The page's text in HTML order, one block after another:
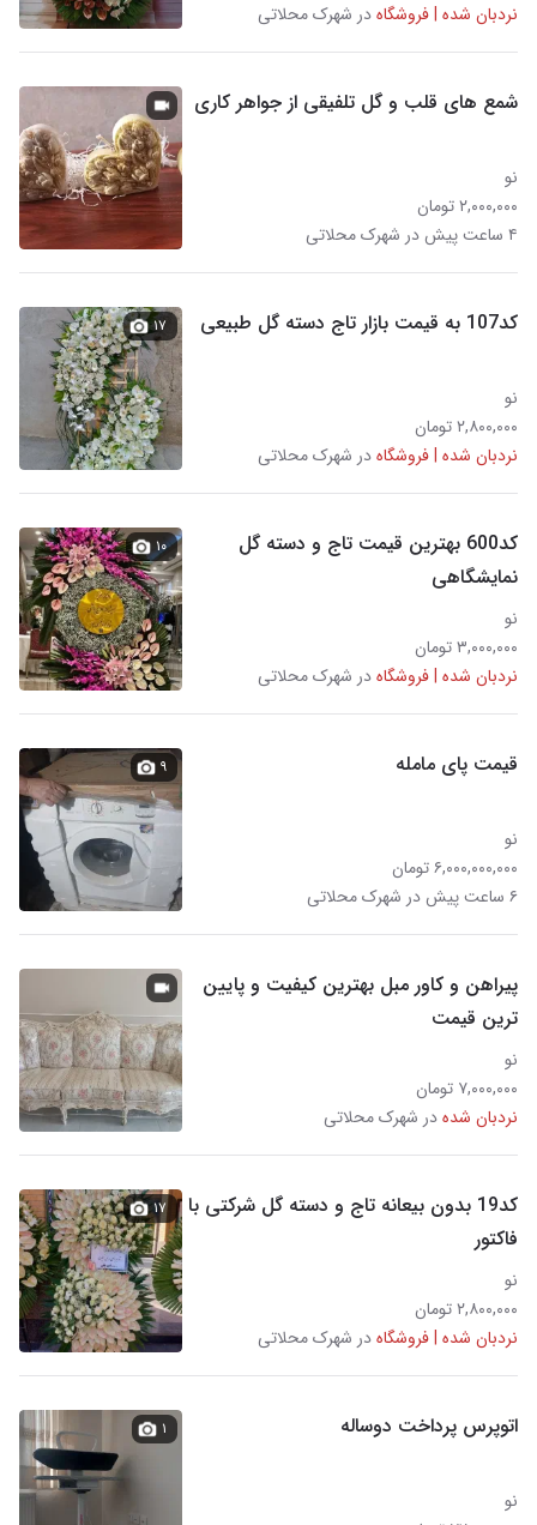
نردبان شده | فروشگاهدر شهرک محلاتی
شمع های قلب و گل تلفیقی از جواهر کاری
نو
۲,۰۰۰,۰۰۰ تومان
۴ ساعت پیش در شهرک محلاتی
کد107 به قیمت بازار تاج دسته گل طبیعی
نو
۲,۸۰۰,۰۰۰ تومان
نردبان شده | فروشگاهدر شهرک محلاتی
۱۷
کد600 بهترین قیمت تاج و دسته گل
نمایشگاهی
نو
۳,۰۰۰,۰۰۰ تومان
نردبان شده | فروشگاهدر شهرک محلاتی
۱۰
قیمت پای مامله
نو
۶,۰۰۰,۰۰۰,۰۰۰ تومان
۶ ساعت پیش در شهرک محلاتی
۹
پیراهن و کاور مبل بهترین کیفیت و پایین
ترین قیمت
نو
۷,۰۰۰,۰۰۰ تومان
نردبان شدهدر شهرک محلاتی
کد19 بدون بیعانه تاج و دسته گل شرکتی با
فاکتور
نو
۲,۸۰۰,۰۰۰ تومان
نردبان شده | فروشگاهدر شهرک محلاتی
۱۷
اتوپرس پرداخت دوساله
نو
۱